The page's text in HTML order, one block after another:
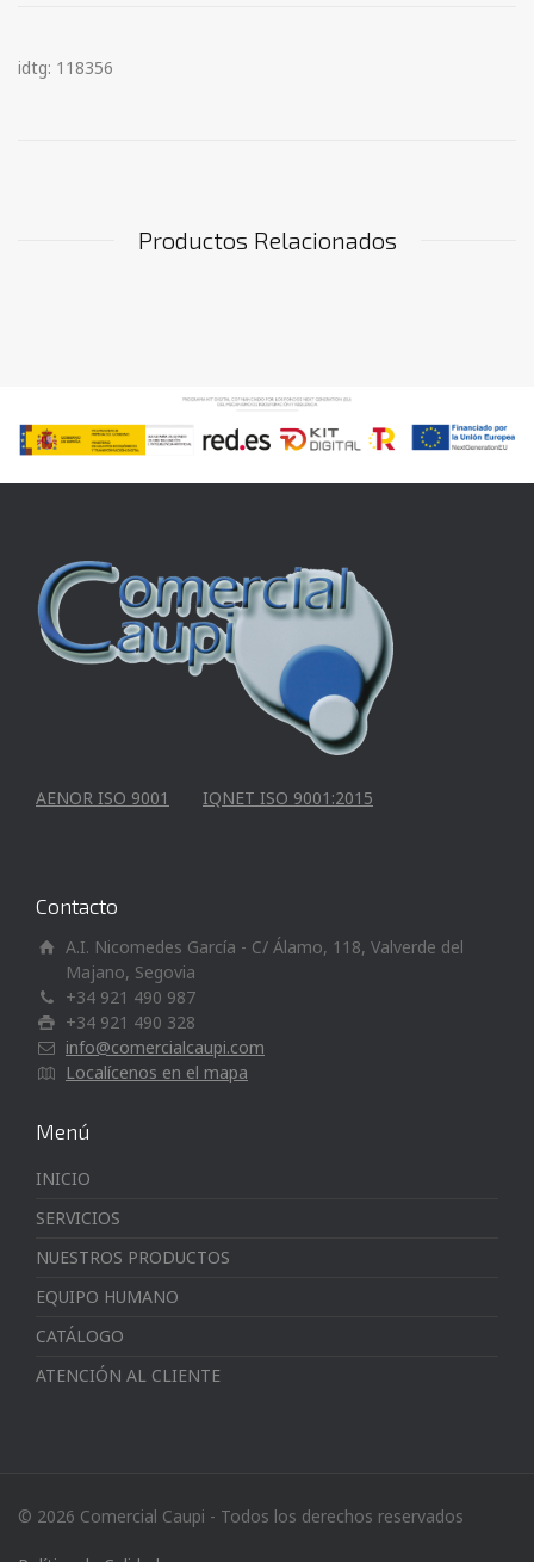
idtg: 118356
Productos Relacionados
AENOR ISO 9001 IQNET ISO 9001:2015
Contacto
A.I. Nicomedes García - C/ Álamo, 118, Valverde del
Majano, Segovia
+34 921 490 987
+34 921 490 328
info@comercialcaupi.com
Localícenos en el mapa
Menú
INICIO
SERVICIOS
NUESTROS PRODUCTOS
EQUIPO HUMANO
CATÁLOGO
ATENCIÓN AL CLIENTE
© 2026 Comercial Caupi - Todos los derechos reservados